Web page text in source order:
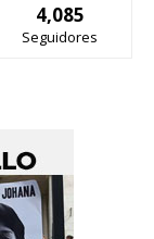
4,085
Seguidores